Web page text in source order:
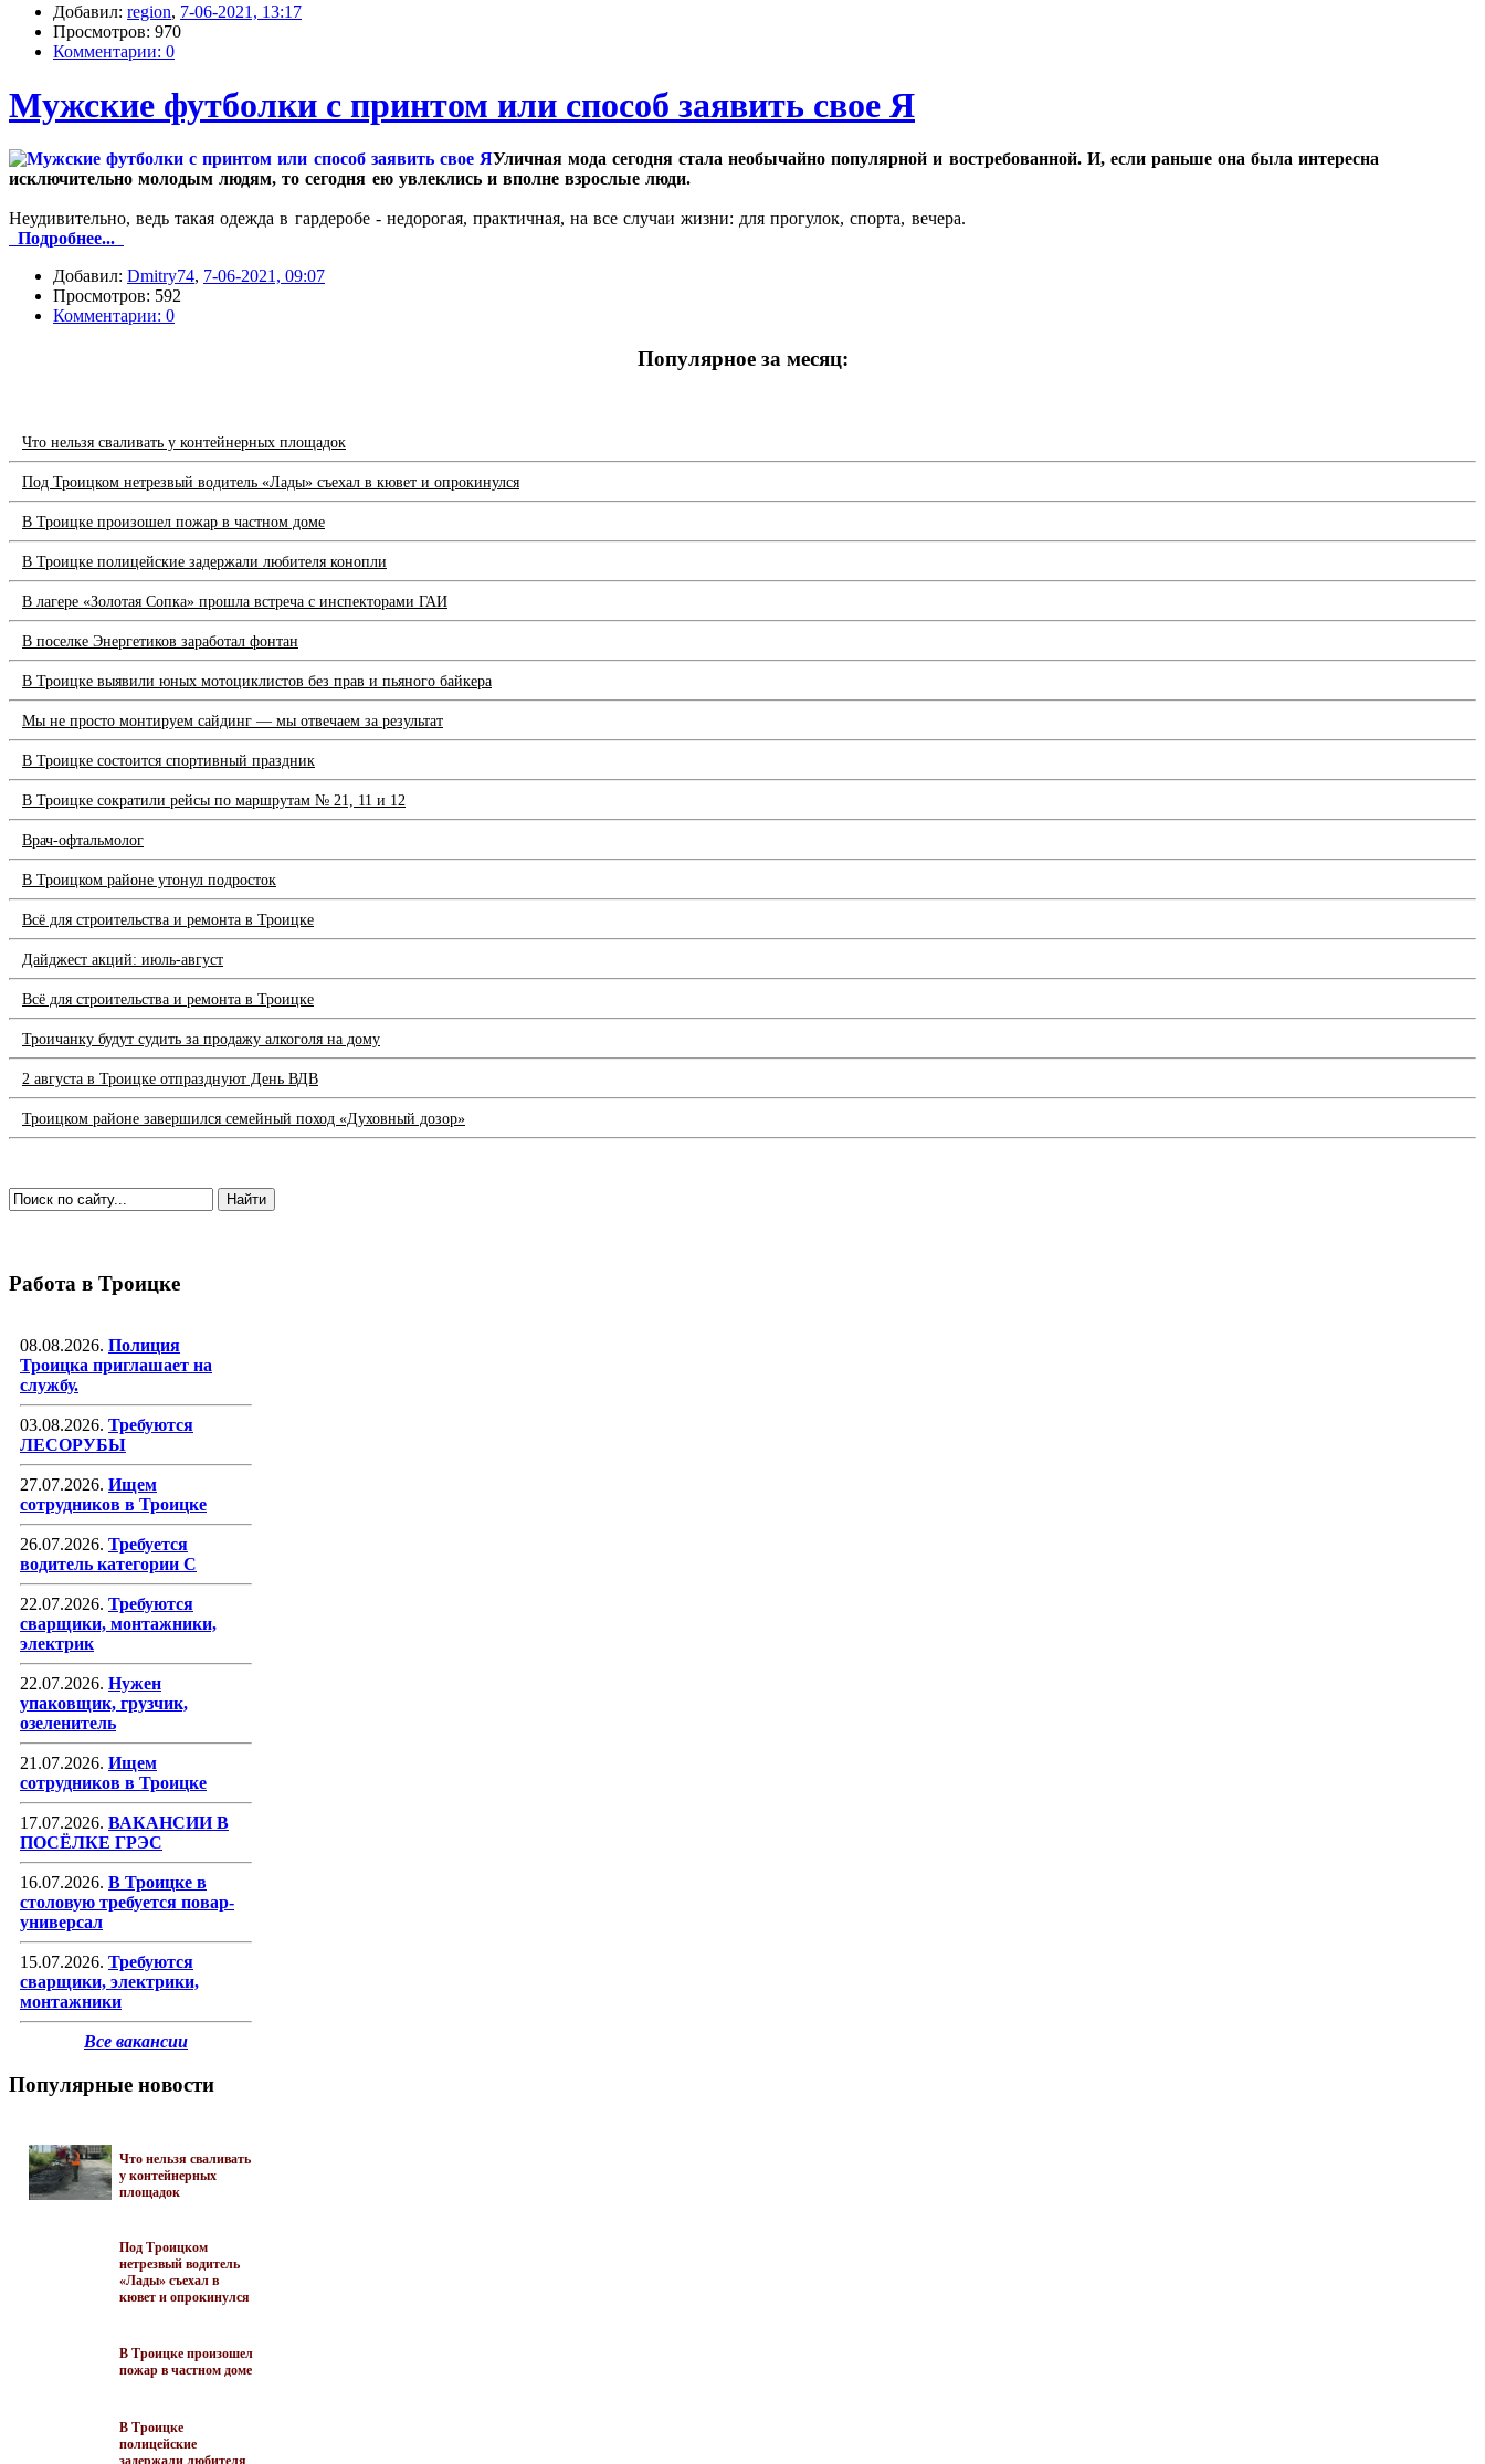
Добавил: region, 7-06-2021, 13:17
Просмотров: 970
Комментарии: 0
Мужские футболки с принтом или способ заявить свое Я
Уличная мода сегодня стала необычайно популярной и востребованной. И, если раньше она была интересна
исключительно молодым людям, то сегодня ею увлеклись и вполне взрослые люди.
Неудивительно, ведь такая одежда в гардеробе - недорогая, практичная, на все случаи жизни: для прогулок, спорта, вечера.
Подробнее...
Добавил: Dmitry74, 7-06-2021, 09:07
Просмотров: 592
Комментарии: 0
Популярное за месяц:
Что нельзя сваливать у контейнерных площадок
Под Троицком нетрезвый водитель «Лады» съехал в кювет и опрокинулся
В Троицке произошел пожар в частном доме
В Троицке полицейские задержали любителя конопли
В лагере «Золотая Сопка» прошла встреча с инспекторами ГАИ
В поселке Энергетиков заработал фонтан
В Троицке выявили юных мотоциклистов без прав и пьяного байкера
Мы не просто монтируем сайдинг — мы отвечаем за результат
В Троицке состоится спортивный праздник
В Троицке сократили рейсы по маршрутам № 21, 11 и 12
Врач-офтальмолог
В Троицком районе утонул подросток
Всё для строительства и ремонта в Троицке
Дайджест акций: июль-август
Всё для строительства и ремонта в Троицке
Троичанку будут судить за продажу алкоголя на дому
2 августа в Троицке отпразднуют День ВДВ
Троицком районе завершился семейный поход «Духовный дозор»
Работа в Троицке
08.08.2026. Полиция
Троицка приглашает на
службу.
03.08.2026. Требуются
ЛЕСОРУБЫ
27.07.2026. Ищем
сотрудников в Троицке
26.07.2026. Требуется
водитель категории С
22.07.2026. Требуются
сварщики, монтажники,
электрик
22.07.2026. Нужен
упаковщик, грузчик,
озеленитель
21.07.2026. Ищем
сотрудников в Троицке
17.07.2026. ВАКАНСИИ В
ПОСЁЛКЕ ГРЭС
16.07.2026. В Троицке в
столовую требуется повар-
универсал
15.07.2026. Требуются
сварщики, электрики,
монтажники
Все вакансии
Популярные новости
Что нельзя сваливать
у контейнерных
площадок
Под Троицком
нетрезвый водитель
«Лады» съехал в
кювет и опрокинулся
В Троицке произошел
пожар в частном доме
В Троицке
полицейские
задержали любителя